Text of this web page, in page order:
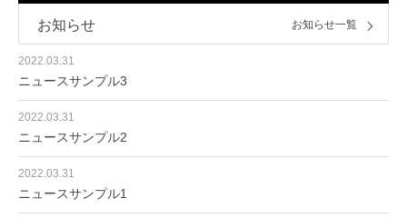
お知らせ
2022.03.31
ニュースサンプル3
2022.03.31
ニュースサンプル2
2022.03.31
ニュースサンプル1
お知らせ一覧